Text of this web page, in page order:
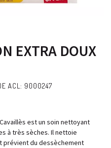
EXTRA DOUX
ACL: 9000247
est un soin nettoyant
à très sèches. Il nettoie
prévient du dessèchement